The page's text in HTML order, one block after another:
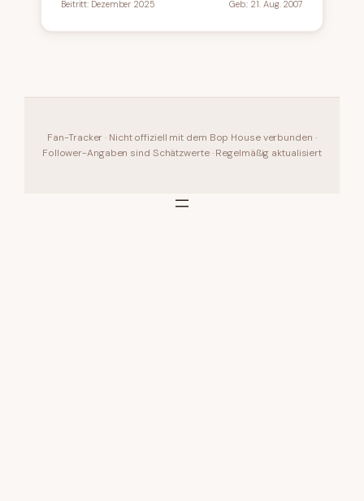
Beitritt: Dezember 2025 Geb.: 21. Aug. 2007
Fan-Tracker · Nicht offiziell mit dem Bop House verbunden ·
Follower-Angaben sind Schätzwerte · Regelmäßig aktualisiert